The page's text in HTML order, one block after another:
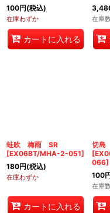
100円(税込)
在庫わずか
カートに入れる
在庫
蛙吹 梅雨 SR
[EX06BT/MHA-2-051]
180円(税込)
在庫わずか
カートに入れる
切
[
066]
100
在庫